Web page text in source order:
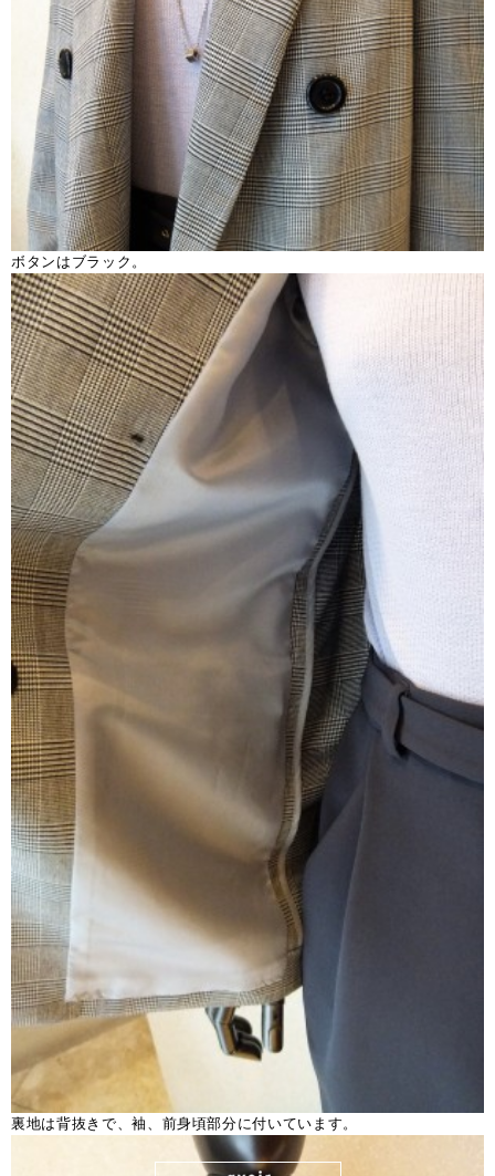
ボタンはブラック。
裏地は背抜きで、袖、前身頃部分に付いています。